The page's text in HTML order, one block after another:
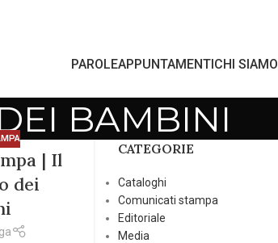
PAROLEAPPUNTAMENTICHI SIAMO
BAMBINI
| Il
dei
CATEGORIE
Cataloghi
Comunicati stampa
Editoriale
Media